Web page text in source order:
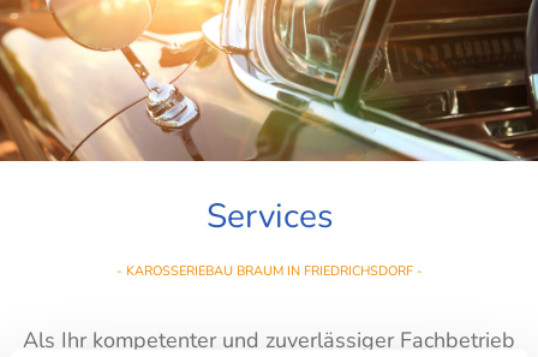
Services
- KAROSSERIEBAU BRAUM IN FRIEDRICHSDORF -
Als Ihr kompetenter und zuverlässiger Fachbetrieb